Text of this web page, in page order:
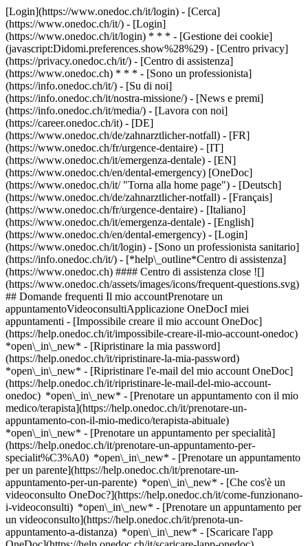
[Login](https://www.onedoc.ch/it/login) - [Cerca]
(https://www.onedoc.ch/it/) - [Login]
(https://www.onedoc.ch/it/login) * * * - [Gestione dei cookie]
(javascript:Didomi.preferences.show%28%29) - [Centro privacy]
(https://privacy.onedoc.ch/it/) - [Centro di assistenza]
(https://www.onedoc.ch) * * * - [Sono un professionista]
(https://info.onedoc.ch/it/) - [Su di noi]
(https://info.onedoc.ch/it/nostra-missione/) - [News e premi]
(https://info.onedoc.ch/it/media/) - [Lavora con noi]
(https://career.onedoc.ch/it) - [DE]
(https://www.onedoc.ch/de/zahnarztlicher-notfall) - [FR]
(https://www.onedoc.ch/fr/urgence-dentaire) - [IT]
(https://www.onedoc.ch/it/emergenza-dentale) - [EN]
(https://www.onedoc.ch/en/dental-emergency) [OneDoc]
(https://www.onedoc.ch/it/ "Torna alla home page") - [Deutsch]
(https://www.onedoc.ch/de/zahnarztlicher-notfall) - [Français]
(https://www.onedoc.ch/fr/urgence-dentaire) - [Italiano]
(https://www.onedoc.ch/it/emergenza-dentale) - [English]
(https://www.onedoc.ch/en/dental-emergency) - [Login]
(https://www.onedoc.ch/it/login) - [Sono un professionista sanitario]
(https://info.onedoc.ch/it/) - [*help\_outline*Centro di assistenza]
(https://www.onedoc.ch) #### Centro di assistenza close ![]
(https://www.onedoc.ch/assets/images/icons/frequent-questions.svg)
## Domande frequenti Il mio accountPrenotare un
appuntamentoVideoconsultiApplicazione OneDocI miei
appuntamenti - [Impossibile creare il mio account OneDoc]
(https://help.onedoc.ch/it/impossibile-creare-il-mio-account-onedoc)
*open\_in\_new* - [Ripristinare la mia password]
(https://help.onedoc.ch/it/ripristinare-la-mia-password)
*open\_in\_new* - [Ripristinare l'e-mail del mio account OneDoc]
(https://help.onedoc.ch/it/ripristinare-le-mail-del-mio-account-
onedoc) *open\_in\_new* - [Prenotare un appuntamento con il mio
medico/terapista](https://help.onedoc.ch/it/prenotare-un-
appuntamento-con-il-mio-medico/terapista-abituale)
*open\_in\_new* - [Prenotare un appuntamento per specialità]
(https://help.onedoc.ch/it/prenotare-un-appuntamento-per-
specialit%C3%A0) *open\_in\_new* - [Prenotare un appuntamento
per un parente](https://help.onedoc.ch/it/prenotare-un-
appuntamento-per-un-parente) *open\_in\_new* - [Che cos'è un
videoconsulto OneDoc?](https://help.onedoc.ch/it/come-funzionano-
i-videoconsulti) *open\_in\_new* - [Prenotare un appuntamento per
un videoconsulto](https://help.onedoc.ch/it/prenota-un-
appuntamento-a-distanza) *open\_in\_new* - [Scaricare l'app